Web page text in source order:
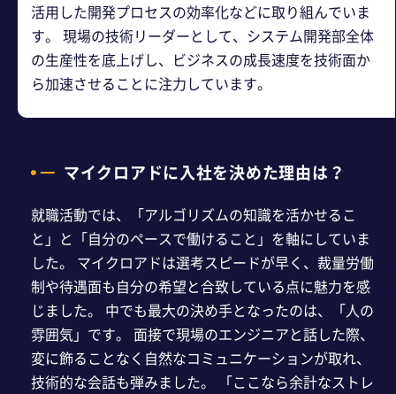
活用した開発プロセスの効率化などに取り組んでいま
す。 現場の技術リーダーとして、システム開発部全体
の生産性を底上げし、ビジネスの成長速度を技術面か
ら加速させることに注力しています。
マイクロアドに入社を決めた理由は？
就職活動では、「アルゴリズムの知識を活かせるこ
と」と「自分のペースで働けること」を軸にしていま
した。 マイクロアドは選考スピードが早く、裁量労働
制や待遇面も自分の希望と合致している点に魅力を感
じました。 中でも最大の決め手となったのは、「人の
雰囲気」です。 面接で現場のエンジニアと話した際、
変に飾ることなく自然なコミュニケーションが取れ、
技術的な会話も弾みました。 「ここなら余計なストレ